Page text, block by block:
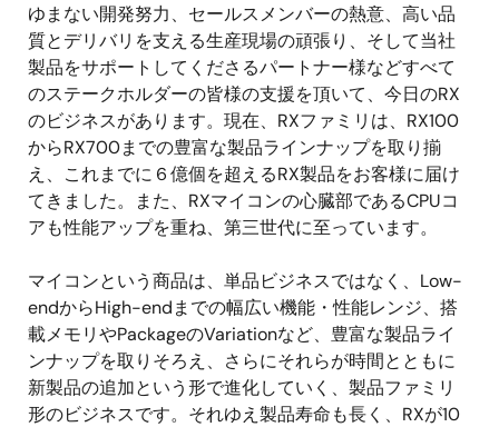
ゆまない開発努力、セールスメンバーの熱意、高い品
質とデリバリを支える生産現場の頑張り、そして当社
製品をサポートしてくださるパートナー様などすべて
のステークホルダーの皆様の支援を頂いて、今日のRX
のビジネスがあります。現在、RXファミリは、RX100
からRX700までの豊富な製品ラインナップを取り揃
え、これまでに６億個を超えるRX製品をお客様に届け
てきました。また、RXマイコンの心臓部であるCPUコ
アも性能アップを重ね、第三世代に至っています。
マイコンという商品は、単品ビジネスではなく、Low-
endからHigh-endまでの幅広い機能・性能レンジ、搭
載メモリやPackageのVariationなど、豊富な製品ライ
ンナップを取りそろえ、さらにそれらが時間とともに
新製品の追加という形で進化していく、製品ファミリ
形のビジネスです。それゆえ製品寿命も長く、RXが10